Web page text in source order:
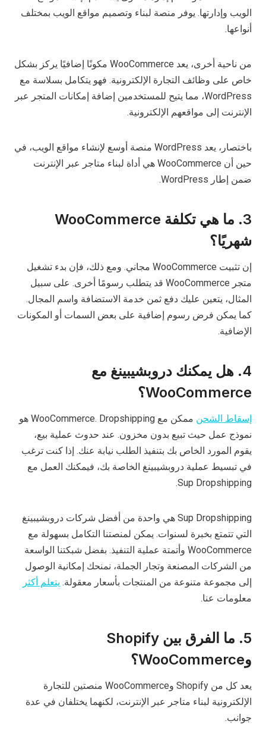
الويب وإدارتها. يوفر منصة لبناء وتصميم مواقع الويب بمختلف
أنواعها.
من ناحية أخرى، يعد WooCommerce مكونًا إضافيًا يركز بشكل
خاص على وظائف التجارة الإلكترونية. فهو يتكامل بسلاسة مع
WordPress، مما يتيح للمستخدمين إضافة إمكانات المتجر عبر
الإنترنت إلى مواقعهم الإلكترونية.
باختصار، يعد WordPress منصة أوسع لإنشاء مواقع الويب، في
حين أن WooCommerce هي أداة لبناء متاجر عبر الإنترنت
ضمن إطار WordPress.
3. ما هي تكلفة WooCommerce
شهريًا؟
إن تثبيت WooCommerce مجاني. ومع ذلك، فإن بدء تشغيل
متجر WooCommerce قد يتطلب رسومًا أخرى. على سبيل
المثال، يتعين عليك دفع ثمن خدمة الاستضافة واسم المجال.
كما يمكن فرض رسوم إضافية على بعض السمات أو المكونات
الإضافية.
4. هل يمكنك دروبشيبينغ مع
WooCommerce؟
إسقاط الشحن
ممكن مع WooCommerce. Dropshipping هو
نموذج عمل حيث تبيع بدون مخزون. عند حدوث عملية بيع،
يقوم المورد الخاص بك بتنفيذ الطلب نيابة عنك. إذا كنت ترغب
في تبسيط عملية دروبشيبينغ الخاصة بك، فيمكنك العمل مع
Sup Dropshipping.
Sup Dropshipping هي واحدة من أفضل شركات دروبشيبينغ
التي تتمتع بخبرة لسنوات. يمكن لمنصتنا التكامل بسهولة مع
WooCommerce وأتمتة عملية التنفيذ. بفضل شبكتنا الواسعة
من الشركات المصنعة وتجار الجملة، نمنحك إمكانية الوصول
إلى مجموعة متنوعة من المنتجات بأسعار معقولة. يتعلم أكثر
معلومات عنا.
5. ما الفرق بين Shopify
وWooCommerce؟
يعد كل من Shopify وWooCommerce منصتين للتجارة
الإلكترونية لبناء متاجر عبر الإنترنت، لكنهما يختلفان في عدة
جوانب.